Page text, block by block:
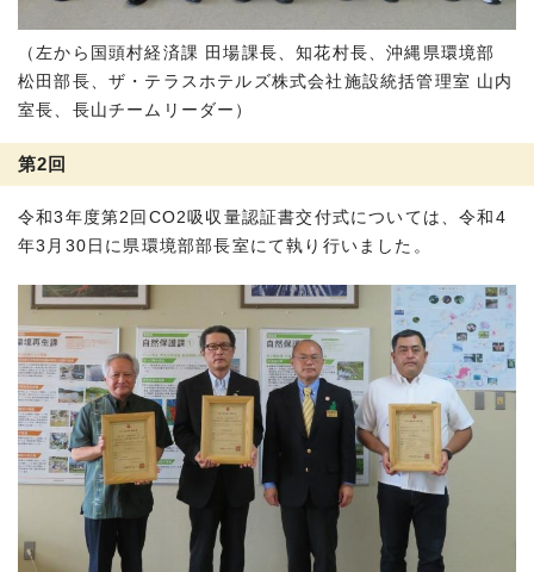
（左から国頭村経済課 田場課長、知花村長、沖縄県環境部
松田部長、ザ・テラスホテルズ株式会社施設統括管理室 山内
室長、長山チームリーダー）
第2回
令和3年度第2回CO2吸収量認証書交付式については、令和4
年3月30日に県環境部部長室にて執り行いました。